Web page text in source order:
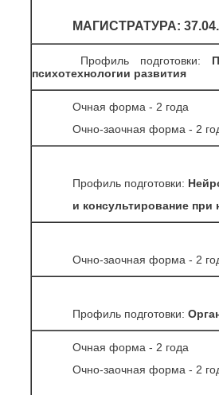
МАГИСТРАТУРА:
Профиль подготовки:
психотехнологии развития
Очная форма - 2 года
Очно-заочная форма - 2
Профиль подготовки:
и консультирование
Очно-заочная форма - 2
Профиль подготовки:
Очная форма - 2 года
Очно-заочная форма - 2